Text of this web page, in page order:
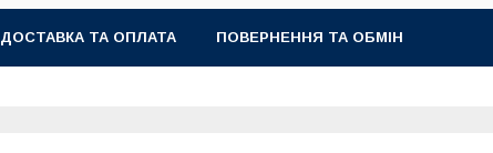
ДОСТАВКА ТА ОПЛАТА ПОВЕРНЕННЯ ТА ОБМІН